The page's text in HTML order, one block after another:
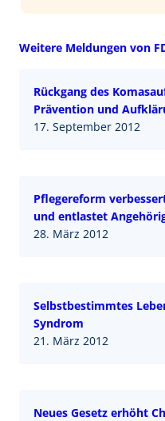
Weitere Meldungen von
Rückgang des
Prävention und
17. September 2012
Pflegereform
und entlastet
28. März 2012
Selbstbestimmtes
Syndrom
21. März 2012
Neues Gesetz erhöht